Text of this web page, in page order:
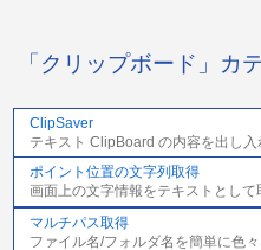
「クリップボード」カ
ClipSaver
テキスト ClipBoard の内容を出し入
ポイント位置の文字列取得
画面上の文字情報をテキストとし
マルチパス取得
ファイル名/フォルダ名を簡単に色